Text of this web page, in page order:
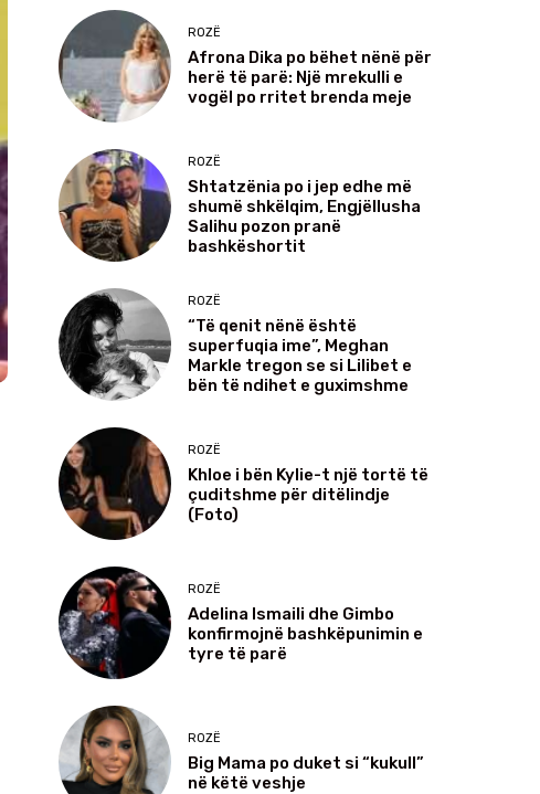
ROZË
Afrona Dika po bëhet nënë për
herë të parë: Një mrekulli e
vogël po rritet brenda meje
ROZË
Shtatzënia po i jep edhe më
shumë shkëlqim, Engjëllusha
Salihu pozon pranë
bashkëshortit
ROZË
“Të qenit nënë është
superfuqia ime”, Meghan
Markle tregon se si Lilibet e
bën të ndihet e guximshme
ROZË
Khloe i bën Kylie-t një tortë të
çuditshme për ditëlindje
(Foto)
ROZË
Adelina Ismaili dhe Gimbo
konfirmojnë bashkëpunimin e
tyre të parë
ROZË
Big Mama po duket si “kukull”
në këtë veshje